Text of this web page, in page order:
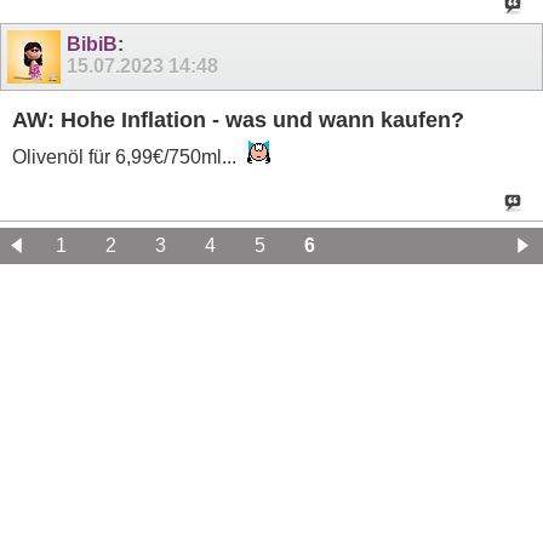
BibiB:
15.07.2023 14:48
AW: Hohe Inflation - was und wann kaufen?
Olivenöl für 6,99€/750ml...
1 2 3 4 5 6